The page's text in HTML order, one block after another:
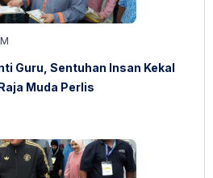
Guru, Sentuhan Insan Kekal
Muda Perlis